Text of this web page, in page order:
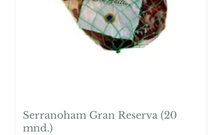
Serranoham Gran Reserva (20
mnd.)